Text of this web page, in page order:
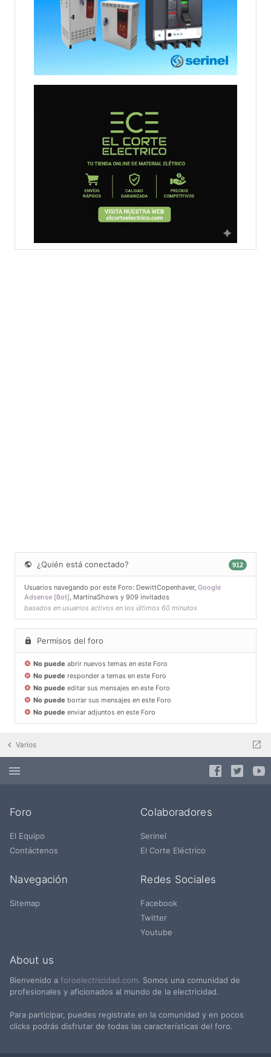
¿Quién está conectado? 912
Usuarios navegando por este Foro: DewittCopenhaver, Google
Adsense [Bot], MartinaShows y 909 invitados
basados en usuarios activos en los últimos 60 minutos
Permisos del foro
No puede abrir nuevos temas en este Foro
No puede responder a temas en este Foro
No puede editar sus mensajes en este Foro
No puede borrar sus mensajes en este Foro
No puede enviar adjuntos en este Foro
Varios
Foro
El Equipo
Contáctenos
Colaboradores
Serinel
El Corte Eléctrico
Navegación
Sitemap
Redes Sociales
Facebook
Twitter
Youtube
About us
Bienvenido a foroelectricidad.com. Somos una comunidad de
profesionales y aficionados al mundo de la electricidad.
Para participar, puedes registrate en la comunidad y en pocos
clicks podrás disfrutar de todas las características del foro.